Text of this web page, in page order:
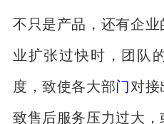
不只是产品，还有企
业扩张过快时，团队
度，致使各大部门 对接
致售后服务压力过大